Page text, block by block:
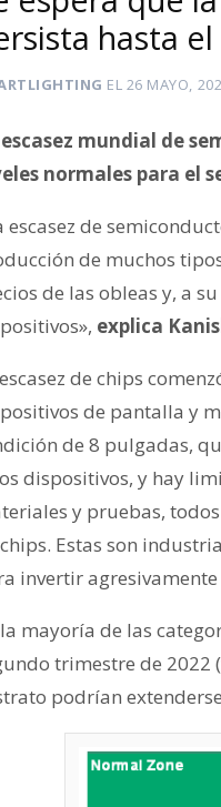
hasta
EL 26 MAYO,
mundial de
normales para el
escasez de
de muchos
de las obleas y, a
explica
de chips
de pantalla y
de 8 pulgadas,
dispositivos, y hay
y pruebas,
Estas son
invertir
mayoría de las
trimestre de 2022
podrían